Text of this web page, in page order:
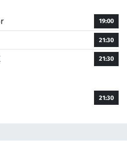
19:00
21:30
21:30
21:30